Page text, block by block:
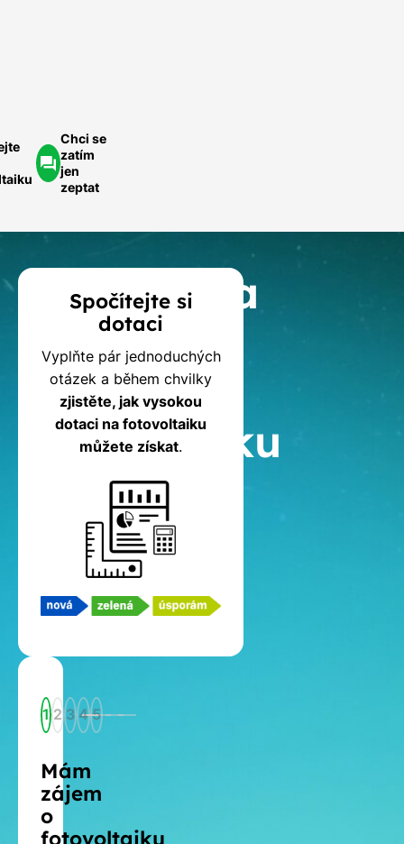
Chci se
zatím
jen
zeptat
Kalkulačka
dotací
na
fotovoltaiku
Spočítejte si
dotaci
Vyplňte pár jednoduchých
otázek a během chvilky
zjistěte, jak vysokou
dotaci na fotovoltaiku
můžete získat.
1 2 3 4 5
Mám
zájem
o
fotovoltaiku